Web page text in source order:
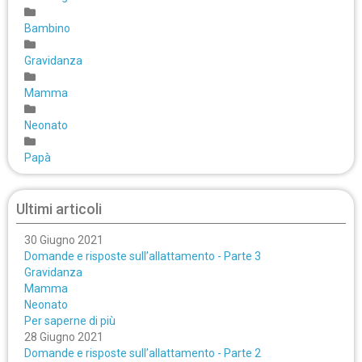
Bambino
Gravidanza
Mamma
Neonato
Papà
Ultimi articoli
30 Giugno 2021
Domande e risposte sull’allattamento - Parte 3
Gravidanza
Mamma
Neonato
Per saperne di più
28 Giugno 2021
Domande e risposte sull’allattamento - Parte 2